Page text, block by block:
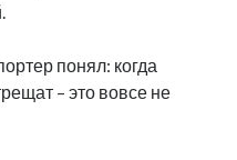
понял: когда
– это вовсе не